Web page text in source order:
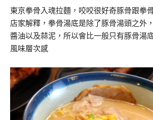
東京拳骨入魂拉麵，咬咬很好奇豚骨跟拳
店家解釋，拳骨湯底是除了豚骨湯頭之外
醬油以及蒜泥，所以會比一般只有豚骨湯
風味層次感